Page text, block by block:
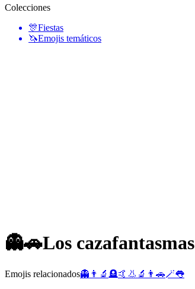
Colecciones
🎊Fiestas
🦄Emojis temáticos
👻🚗Los cazafantasmas
Emojis relacionados👻 👨‍🔬 🪦🤙 👃 🔬 👨 🚗🪄👅